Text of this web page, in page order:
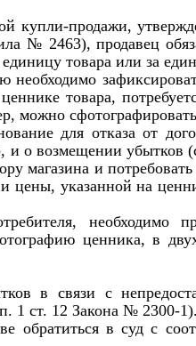
купли-продажи,
№ 2463), продавец
товара или за
необходимо
товара,
можно
для отказа от
и о возмещении убытков
магазина и
цены, указанной на
необходимо
ценника, в
в связи с
1 ст. 12 Закона № 2300-1).
обратиться в суд с